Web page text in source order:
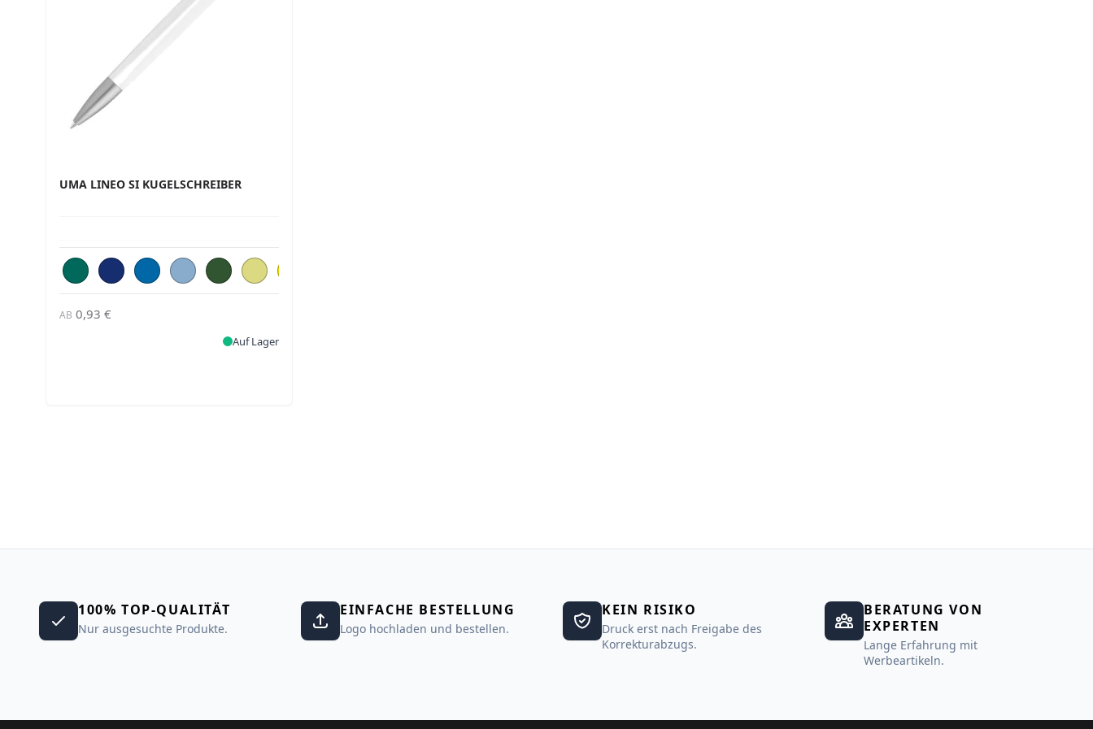
UMA LINEO SI KUGELSCHREIBER
AB 0,93 €
Auf Lager
100% TOP-QUALITÄT
Nur ausgesuchte Produkte.
EINFACHE BESTELLUNG
Logo hochladen und bestellen.
KEIN RISIKO
Druck erst nach Freigabe des
Korrekturabzugs.
BERATUNG VON
EXPERTEN
Lange Erfahrung mit
Werbeartikeln.